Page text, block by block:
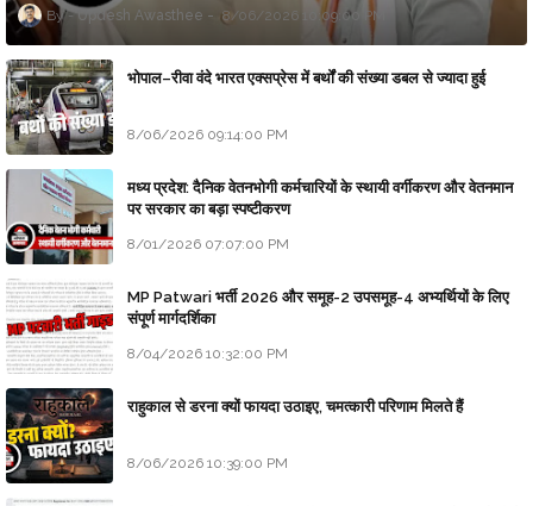
Updesh Awasthee 8/06/2026 10:09:00 PM
भोपाल–रीवा वंदे भारत एक्सप्रेस में बर्थों की संख्या डबल से ज्यादा हुई
8/06/2026 09:14:00 PM
मध्य प्रदेश: दैनिक वेतनभोगी कर्मचारियों के स्थायी वर्गीकरण और वेतनमान
पर सरकार का बड़ा स्पष्टीकरण
8/01/2026 07:07:00 PM
MP Patwari भर्ती 2026 और समूह-2 उपसमूह-4 अभ्यर्थियों के लिए
संपूर्ण मार्गदर्शिका
8/04/2026 10:32:00 PM
राहुकाल से डरना क्यों फायदा उठाइए, चमत्कारी परिणाम मिलते हैं
8/06/2026 10:39:00 PM